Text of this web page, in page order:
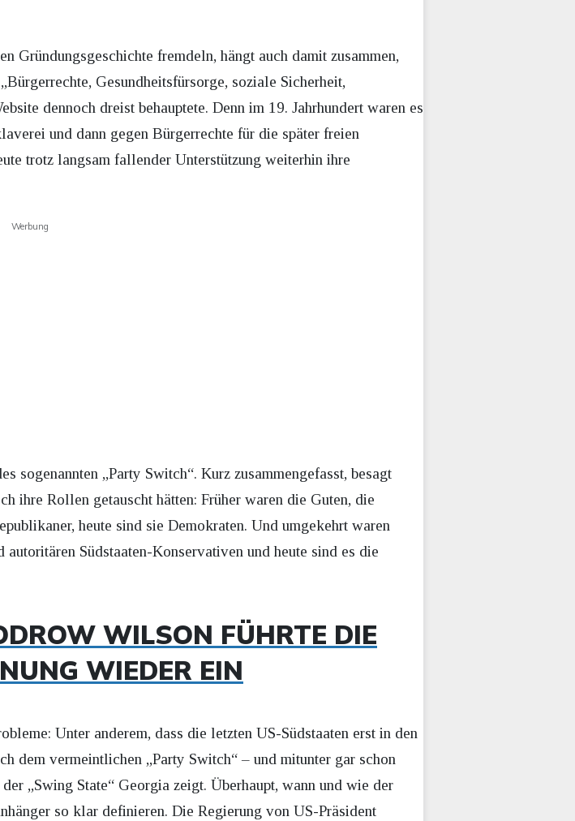
Gründungsgeschichte fremdeln, hängt auch damit zusammen,
Gesundheitsfürsorge, soziale Sicherheit,
dennoch dreist behauptete. Denn im 19. Jahrhundert waren es
und dann gegen Bürgerrechte für die später freien
trotz langsam fallender Unterstützung weiterhin ihre
Werbung
„Party Switch“. Kurz zusammengefasst, besagt
ihre Rollen getauscht hätten: Früher waren die Guten, die
heute sind sie Demokraten. Und umgekehrt waren
Südstaaten-Konservativen und heute sind es die
WILSON FÜHRTE DIE
WIEDER EIN
Unter anderem, dass die letzten US-Südstaaten erst in den
dem vermeintlichen „Party Switch“ – und mitunter gar schon
„Swing State“ Georgia zeigt. Überhaupt, wann und wie der
so klar definieren. Die Regierung von US-Präsident